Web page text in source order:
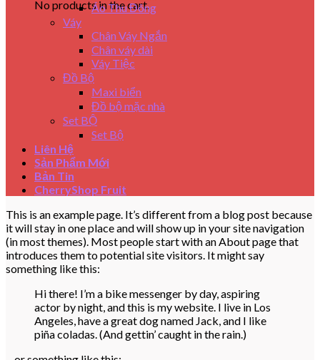
No products in the cart.
Áo Thu Đông
Váy
Chân Váy Ngắn
Chân váy dài
Váy Tiệc
Đồ Bộ
Maxi biển
Đồ bộ mặc nhà
Set BỘ
Set Bộ
Liên Hệ
Sản Phẩm Mới
Bản Tin
CherryShop Fruit
This is an example page. It’s different from a blog post because
it will stay in one place and will show up in your site navigation
(in most themes). Most people start with an About page that
introduces them to potential site visitors. It might say
something like this:
Hi there! I’m a bike messenger by day, aspiring
actor by night, and this is my website. I live in Los
Angeles, have a great dog named Jack, and I like
piña coladas. (And gettin’ caught in the rain.)